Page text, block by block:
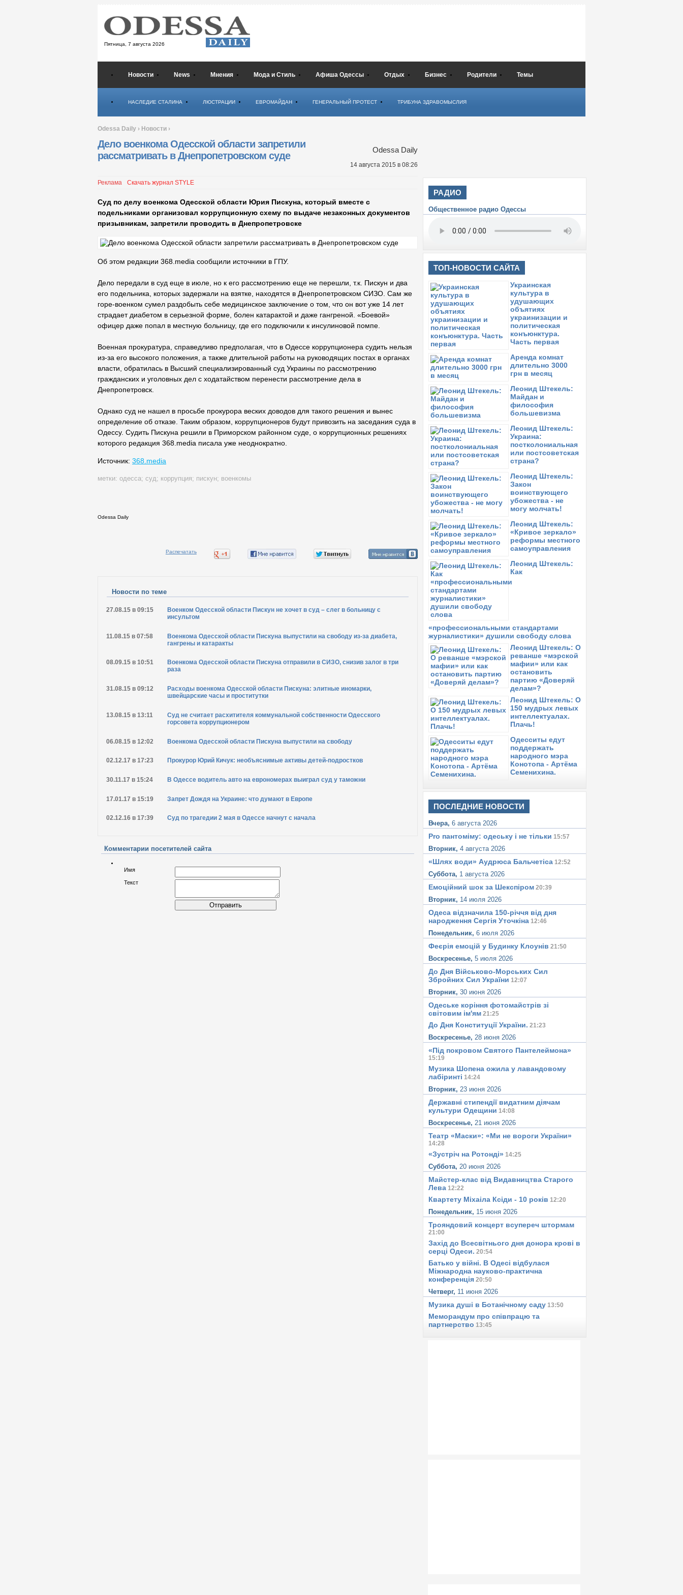
Пятница, 7 августа 2026
Новости News Мнения Мода и Стиль Афиша Одессы Отдых Бизнес Родители Темы
НАСЛЕДИЕ СТАЛИНА ЛЮСТРАЦИИ ЕВРОМАЙДАН ГЕНЕРАЛЬНЫЙ ПРОТЕСТ ТРИБУНА ЗДРАВОМЫСЛИЯ
Odessa Daily › Новости ›
Дело военкома Одесской области запретили
рассматривать в Днепропетровском суде
Odessa Daily
14 августа 2015 в 08:26
Реклама Скачать журнал STYLE
Суд по делу военкома Одесской области Юрия Пискуна, который вместе с
подельниками организовал коррупционную схему по выдаче незаконных документов
призывникам, запретили проводить в Днепропетровске
Об этом редакции 368.media сообщили источники в ГПУ.
Дело передали в суд еще в июле, но к его рассмотрению еще не перешли, т.к. Пискун и два
его подельника, которых задержали на взятке, находятся в Днепропетровском СИЗО. Сам же
горе-военком сумел раздобыть себе медицинское заключение о том, что он вот уже 14 лет
страдает диабетом в серьезной форме, болен катарактой и даже гангреной. «Боевой»
офицер даже попал в местную больницу, где его подключили к инсулиновой помпе.
Военная прокуратура, справедливо предполагая, что в Одессе коррупционера судить нельзя
из-за его высокого положения, а также длительной работы на руководящих постах в органах
власти, обратилась в Высший специализированный суд Украины по рассмотрению
гражданских и уголовных дел с ходатайством перенести рассмотрение дела в
Днепропетровск.
Однако суд не нашел в просьбе прокурора веских доводов для такого решения и вынес
определение об отказе. Таким образом, коррупционеров будут привозить на заседания суда в
Одессу. Судить Пискуна решили в Приморском районном суде, о коррупционных решениях
которого редакция 368.media писала уже неоднократно.
Источник: 368.media
метки: одесса; суд; коррупция; пискун; военкомы
Odessa Daily
Распечатать
Новости по теме
27.08.15 в 09:15
Военком Одесской области Пискун не хочет в суд – слег в больницу с
инсультом
11.08.15 в 07:58
Военкома Одесской области Пискуна выпустили на свободу из-за диабета,
гангрены и катаракты
08.09.15 в 10:51
Военкома Одесской области Пискуна отправили в СИЗО, снизив залог в три
раза
31.08.15 в 09:12
Расходы военкома Одесской области Пискуна: элитные иномарки,
швейцарские часы и проститутки
13.08.15 в 13:11
Суд не считает расхитителя коммунальной собственности Одесского
горсовета коррупционером
06.08.15 в 12:02 Военкома Одесской области Пискуна выпустили на свободу
02.12.17 в 17:23 Прокурор Юрий Кичук: необъяснимые активы детей-подростков
30.11.17 в 15:24 В Одессе водитель авто на еврономерах выиграл суд у таможни
17.01.17 в 15:19 Запрет Дождя на Украине: что думают в Европе
02.12.16 в 17:39 Суд по трагедии 2 мая в Одессе начнут с начала
Комментарии посетителей сайта
Имя
Текст
Отправить
РАДИО
Общественное радио Одессы
ТОП-НОВОСТИ САЙТА
Украинская
культура в
удушающих
объятиях
украинизации и
политическая
конъюнктура.
Часть первая
Аренда комнат
длительно 3000
грн в месяц
Леонид Штекель:
Майдан и
философия
большевизма
Леонид Штекель:
Украина:
постколониальная
или постсоветская
страна?
Леонид Штекель:
Закон
воинствующего
убожества - не
могу молчать!
Леонид Штекель:
«Кривое зеркало»
реформы местного
самоуправления
Леонид Штекель:
Как
«профессиональными стандартами
журналистики» душили свободу слова
Леонид Штекель: О
реванше «мэрской
мафии» или как
остановить
партию «Доверяй
делам»?
Леонид Штекель: О
150 мудрых левых
интеллектуалах.
Плачь!
Одесситы едут
поддержать
народного мэра
Конотопа - Артёма
Семенихина.
ПОСЛЕДНИЕ НОВОСТИ
Вчера, 6 августа 2026
Pro пантоміму: одеську i не тiльки 15:57
Вторник, 4 августа 2026
«Шлях води» Аудрюса Бальчетiса 12:52
Суббота, 1 августа 2026
Емоційний шок за Шекспіром 20:39
Вторник, 14 июля 2026
Одеса відзначила 150-річчя від дня
народження Сергія Уточкіна 12:46
Понедельник, 6 июля 2026
Феєрія емоцій у Будинку Клоунів 21:50
Воскресенье, 5 июля 2026
До Дня Військово-Морських Сил
Збройних Сил України 12:07
Вторник, 30 июня 2026
Одеське корiння фотомайстрiв зі
світовим iм'ям 21:25
До Дня Конституцiї України. 21:23
Воскресенье, 28 июня 2026
«Під покровом Святого Пантелеймона»
15:19
Музика Шопена ожила у лавандовому
лабіринтi 14:24
Вторник, 23 июня 2026
Державні стипендії видатним діячам
культури Одещини 14:08
Воскресенье, 21 июня 2026
Театр «Маски»: «Ми не вороги України»
14:28
«Зустріч на Ротонді» 14:25
Суббота, 20 июня 2026
Майстер-клас від Видавництва Старого
Лева 12:22
Квартету Міхаіла Ксіди - 10 років 12:20
Понедельник, 15 июня 2026
Трояндовий концерт всупереч штормам
21:00
Захід до Всесвітнього дня донора крові в
серці Одеси. 20:54
Батько у вiйнi. В Одесi вiдбулася
Міжнародна науково-практична
конференція 20:50
Четверг, 11 июня 2026
Музика душi в Ботанiчному саду 13:50
Меморандум про співпрацю та
партнерство 13:45